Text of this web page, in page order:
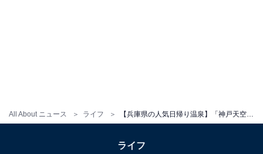
All About ニュース ライフ
土・日・祝：1,200円
ライフ